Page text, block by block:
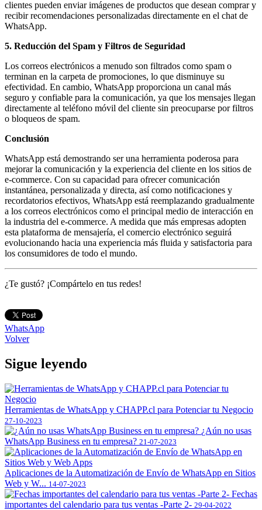
clientes pueden enviar imágenes de productos que desean comprar y
recibir recomendaciones personalizadas directamente en el chat de
WhatsApp.
5. Reducción del Spam y Filtros de Seguridad
Los correos electrónicos a menudo son filtrados como spam o
terminan en la carpeta de promociones, lo que disminuye su
efectividad. En cambio, WhatsApp proporciona un canal más
seguro y confiable para la comunicación, ya que los mensajes llegan
directamente al teléfono móvil del cliente sin preocuparse por filtros
o bloqueos de spam.
Conclusión
WhatsApp está demostrando ser una herramienta poderosa para
mejorar la comunicación y la experiencia del cliente en los sitios de
e-commerce. Con su capacidad para ofrecer comunicación
instantánea, personalizada y directa, así como notificaciones y
recordatorios efectivos, WhatsApp está reemplazando gradualmente
a los correos electrónicos como el principal medio de interacción en
la industria del e-commerce. A medida que más empresas adopten
esta plataforma de mensajería, el comercio electrónico seguirá
evolucionando hacia una experiencia más fluida y satisfactoria para
los consumidores de todo el mundo.
¿Te gustó? ¡Compártelo en tus redes!
WhatsApp
Volver
Sigue leyendo
Herramientas de WhatsApp y CHAPP.cl para Potenciar tu Negocio
27-10-2023
¿Aún no usas
WhatsApp Business en tu empresa? 21-07-2023
Aplicaciones de la Automatización de Envío de WhatsApp en Sitios
Web y W... 14-07-2023
Fechas
importantes del calendario para tus ventas -Parte 2- 29-04-2022